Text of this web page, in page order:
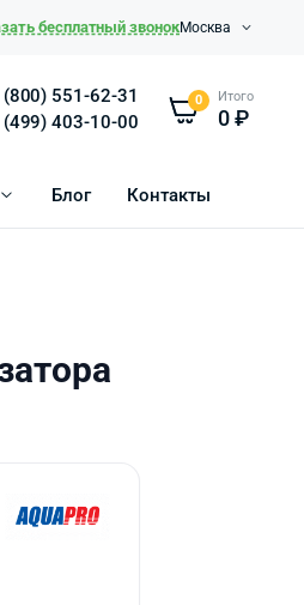
бесплатный звонокМосква
551-62-31
(499) 403-10-00
0 Итого
0₽
Блог Контакты